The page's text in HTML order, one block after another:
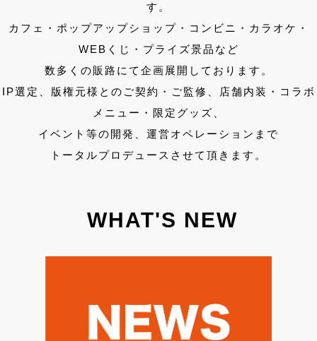
す。
カフェ・ポップアップショップ・コンビニ・カラオケ・
WEBくじ・プライズ景品など
数多くの販路にて企画展開しております。
IP選定、版権元様とのご契約・ご監修、店舗内装・コラボ
メニュー・限定グッズ、
イベント等の開発、運営オペレーションまで
トータルプロデュースさせて頂きます。
WHAT'S NEW